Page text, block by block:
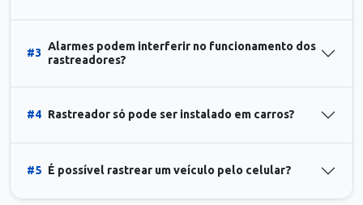
#3
Alarmes podem interferir no funcionamento dos
rastreadores?
#4 Rastreador só pode ser instalado em carros?
#5 É possível rastrear um veículo pelo celular?